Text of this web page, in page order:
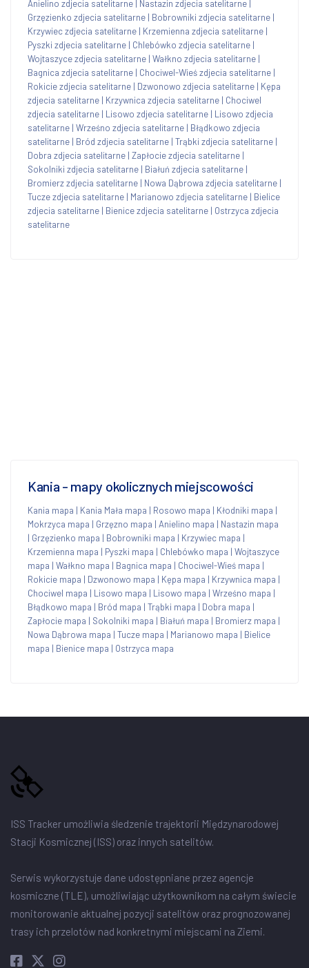
Anielino zdjecia satelitarne Nastazin zdjecia satelitarne
Grzęzienko zdjecia satelitarne | Bobrowniki zdjecia satelitarne |
Krzywiec zdjecia satelitarne | Krzemienna zdjecia satelitarne |
Pyszki zdjecia satelitarne | Chlebówko zdjecia satelitarne |
Wojtaszyce zdjecia satelitarne | Wałkno zdjecia satelitarne |
Bagnica zdjecia satelitarne | Chociwel-Wieś zdjecia satelitarne |
Rokicie zdjecia satelitarne | Dzwonowo zdjecia satelitarne | Kępa
zdjecia satelitarne | Krzywnica zdjecia satelitarne | Chociwel
zdjecia satelitarne | Lisowo zdjecia satelitarne | Lisowo zdjecia
satelitarne | Wrześno zdjecia satelitarne | Błądkowo zdjecia
satelitarne | Bród zdjecia satelitarne | Trąbki zdjecia satelitarne |
Dobra zdjecia satelitarne | Zapłocie zdjecia satelitarne |
Sokolniki zdjecia satelitarne | Białuń zdjecia satelitarne |
Bromierz zdjecia satelitarne | Nowa Dąbrowa zdjecia satelitarne |
Tucze zdjecia satelitarne | Marianowo zdjecia satelitarne | Bielice
zdjecia satelitarne | Bienice zdjecia satelitarne | Ostrzyca zdjecia
satelitarne
Kania - mapy okolicznych miejscowości
Kania mapa | Kania Mała mapa | Rosowo mapa | Kłodniki mapa |
Mokrzyca mapa | Grzęzno mapa | Anielino mapa | Nastazin mapa
| Grzęzienko mapa | Bobrowniki mapa | Krzywiec mapa |
Krzemienna mapa | Pyszki mapa | Chlebówko mapa | Wojtaszyce
mapa | Wałkno mapa | Bagnica mapa | Chociwel-Wieś mapa |
Rokicie mapa | Dzwonowo mapa | Kępa mapa | Krzywnica mapa |
Chociwel mapa | Lisowo mapa | Lisowo mapa | Wrześno mapa |
Błądkowo mapa | Bród mapa | Trąbki mapa | Dobra mapa |
Zapłocie mapa | Sokolniki mapa | Białuń mapa | Bromierz mapa |
Nowa Dąbrowa mapa | Tucze mapa | Marianowo mapa | Bielice
mapa | Bienice mapa | Ostrzyca mapa
ISS Tracker umożliwia śledzenie trajektorii Międzynarodowej
Stacji Kosmicznej (ISS) oraz innych satelitów.
Serwis wykorzystuje dane udostępniane przez agencje
kosmiczne (TLE), umożliwiając użytkownikom na całym świecie
monitorowanie aktualnej pozycji satelitów oraz prognozowanej
trasy ich przelotów nad konkretnymi miejscami na Ziemi.